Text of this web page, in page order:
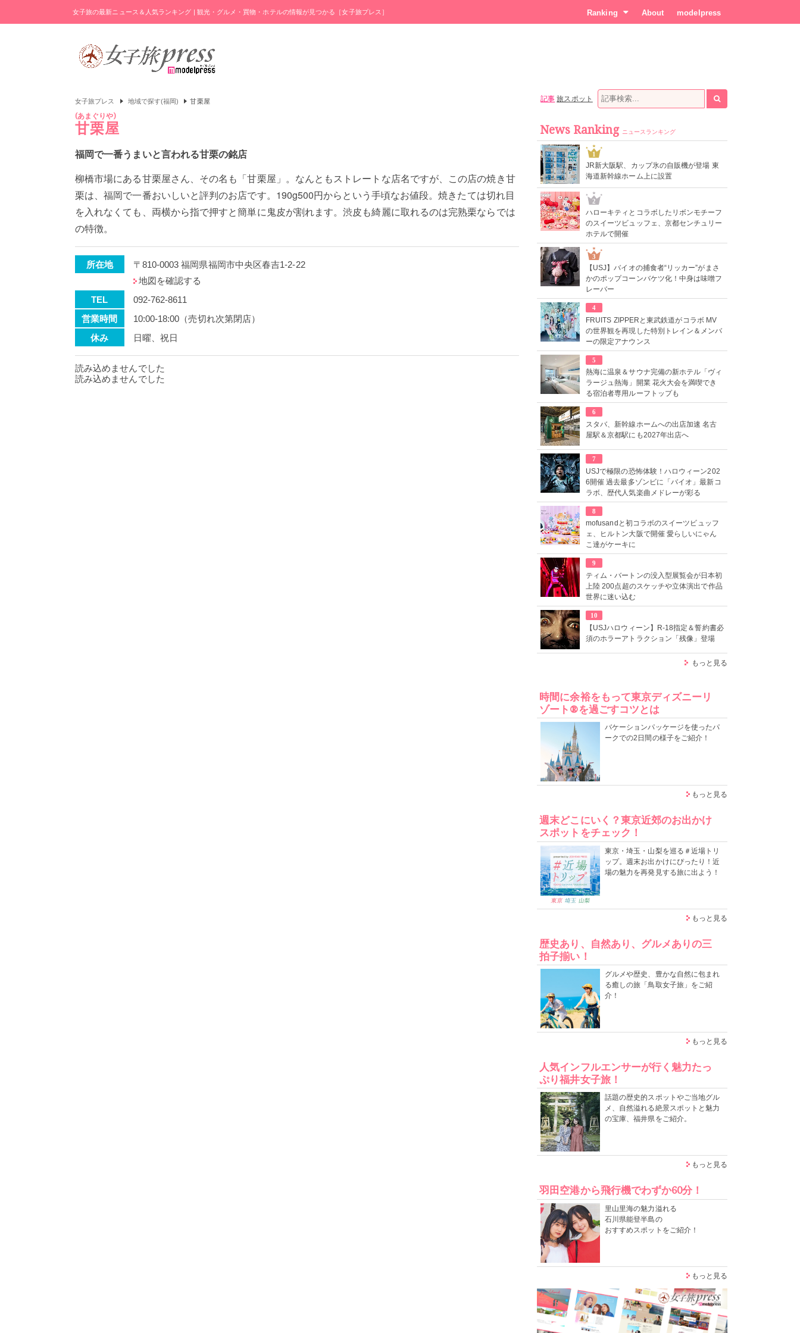
女子旅の最新ニュース＆人気ランキング | 観光・グルメ・買物・ホテルの情報が見つかる［女子旅プレス］ Ranking About modelpress
女子旅プレス 地域で探す(福岡) 甘栗屋
甘栗屋
あまぐりや
福岡で一番うまいと言われる甘栗の銘店
柳橋市場にある甘栗屋さん、その名も「甘栗屋」。なんともストレートな店名ですが、この店の焼き甘
栗は、福岡で一番おいしいと評判のお店です。190g500円からという手頃なお値段。焼きたては切れ目
を入れなくても、両横から指で押すと簡単に鬼皮が割れます。渋皮も綺麗に取れるのは完熟栗ならでは
の特徴。
所在地
〒810-0003 福岡県福岡市中央区春吉1-2-22
地図を確認する
TEL
092-762-8611
営業時間
10:00-18:00（売切れ次第閉店）
休み
日曜、祝日
読み込めませんでした
読み込めませんでした
記事 旅スポット
News Ranking ニュースランキング
1
JR新大阪駅、カップ氷の自販機が登場 東
海道新幹線ホーム上に設置
2
ハローキティとコラボしたリボンモチーフ
のスイーツビュッフェ、京都センチュリー
ホテルで開催
3
【USJ】バイオの捕食者“リッカー”がまさ
かのポップコーンバケツ化！中身は味噌フ
レーバー
4
FRUITS ZIPPERと東武鉄道がコラボ MV
の世界観を再現した特別トレイン＆メンバ
ーの限定アナウンス
5
熱海に温泉＆サウナ完備の新ホテル「ヴィ
ラージュ熱海」開業 花火大会を満喫でき
る宿泊者専用ルーフトップも
6
スタバ、新幹線ホームへの出店加速 名古
屋駅＆京都駅にも2027年出店へ
7
USJで極限の恐怖体験！ハロウィーン202
6開催 過去最多ゾンビに「バイオ」最新コ
ラボ、歴代人気楽曲メドレーが彩る
8
mofusandと初コラボのスイーツビュッフ
ェ、ヒルトン大阪で開催 愛らしいにゃん
こ達がケーキに
9
ティム・バートンの没入型展覧会が日本初
上陸 200点超のスケッチや立体演出で作品
世界に迷い込む
10
【USJハロウィーン】R-18指定＆誓約書必
須のホラーアトラクション「残像」登場
もっと見る
時間に余裕をもって東京ディズニーリ
ゾート®を過ごすコツとは
バケーションパッケージを使ったパ
ークでの2日間の様子をご紹介！
もっと見る
週末どこにいく？東京近郊のお出かけ
スポットをチェック！
東京・埼玉・山梨を巡る＃近場トリ
ップ。週末お出かけにぴったり！近
場の魅力を再発見する旅に出よう！
もっと見る
歴史あり、自然あり、グルメありの三
拍子揃い！
グルメや歴史、豊かな自然に包まれ
る癒しの旅「鳥取女子旅」をご紹
介！
もっと見る
人気インフルエンサーが行く魅力たっ
ぷり福井女子旅！
話題の歴史的スポットやご当地グル
メ、自然溢れる絶景スポットと魅力
の宝庫、福井県をご紹介。
もっと見る
羽田空港から飛行機でわずか60分！
里山里海の魅力溢れる
石川県能登半島の
おすすめスポットをご紹介！
もっと見る